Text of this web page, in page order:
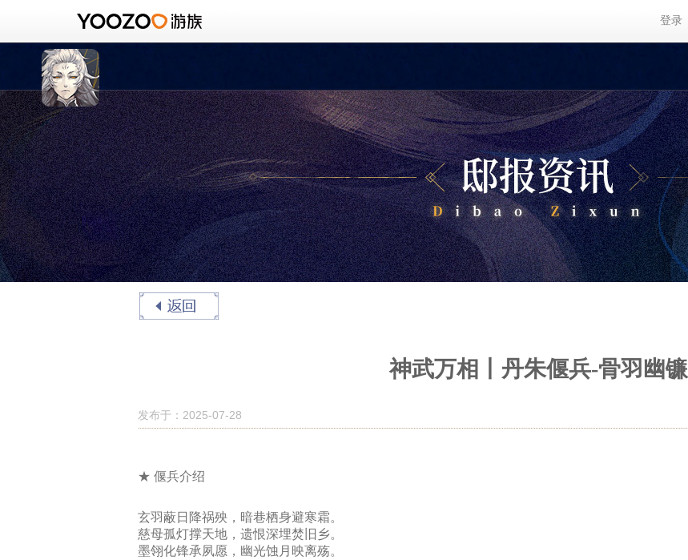
登录
神武万相丨丹朱偃兵-骨羽幽镰
发布于：2025-07-28
★ 偃兵介绍
玄羽蔽日降祸殃，暗巷栖身避寒霜。
慈母孤灯撑天地，遗恨深埋焚旧乡。
墨翎化锋承夙愿，幽光蚀月映离殇。